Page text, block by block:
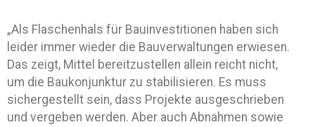
„Als Flaschenhals für Bauinvestitionen haben sich
leider immer wieder die Bauverwaltungen erwiesen.
Das zeigt, Mittel bereitzustellen allein reicht nicht,
um die Baukonjunktur zu stabilisieren. Es muss
sichergestellt sein, dass Projekte ausgeschrieben
und vergeben werden. Aber auch Abnahmen sowie